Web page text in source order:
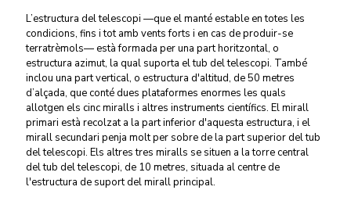
L’estructura del telescopi —que el manté estable en totes les
condicions, fins i tot amb vents forts i en cas de produir-se
terratrèmols— està formada per una part horitzontal, o
estructura azimut, la qual suporta el tub del telescopi. També
inclou una part vertical, o estructura d'altitud, de 50 metres
d’alçada, que conté dues plataformes enormes les quals
allotgen els cinc miralls i altres instruments científics. El mirall
primari està recolzat a la part inferior d'aquesta estructura, i el
mirall secundari penja molt per sobre de la part superior del tub
del telescopi. Els altres tres miralls se situen a la torre central
del tub del telescopi, de 10 metres, situada al centre de
l'estructura de suport del mirall principal.